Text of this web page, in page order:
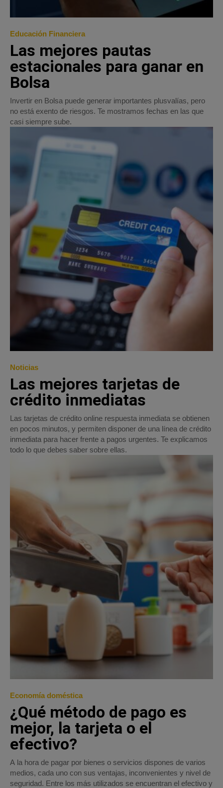
Educación Financiera
Las mejores pautas
estacionales para ganar en
Bolsa
Invertir en Bolsa puede generar importantes plusvalías, pero
no está exento de riesgos. Te mostramos fechas en las que
casi siempre sube.
Noticias
Las mejores tarjetas de
crédito inmediatas
Las tarjetas de crédito online respuesta inmediata se obtienen
en pocos minutos, y permiten disponer de una línea de crédito
inmediata para hacer frente a pagos urgentes. Te explicamos
todo lo que debes saber sobre ellas.
Economía doméstica
¿Qué método de pago es
mejor, la tarjeta o el
efectivo?
A la hora de pagar por bienes o servicios dispones de varios
medios, cada uno con sus ventajas, inconvenientes y nivel de
seguridad. Entre los más utilizados se encuentran el efectivo y